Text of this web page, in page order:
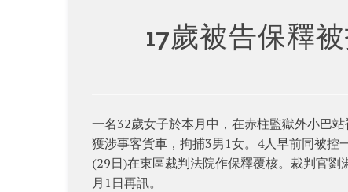
17歲被告保釋
一名32歲女子於本月中，在赤柱監獄外小巴
獲涉事客貨車，拘捕3男1女。4人早前同被控
(29日)在東區裁判法院作保釋覆核。裁判官
月1日再訊。